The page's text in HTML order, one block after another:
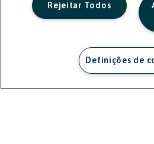
Rejeitar Todos
Definições de